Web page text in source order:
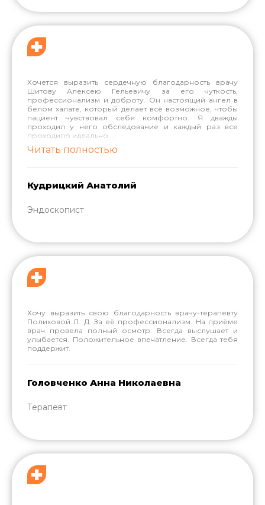
Хочется выразить сердечную благодарность врачу
Шитову Алексею Гельевичу за его чуткость,
профессионализм и доброту. Он настоящий ангел в
белом халате, который делает всё возможное, чтобы
пациент чувствовал себя комфортно. Я дважды
проходил у него обследование и каждый раз все
проходило идеально
Читать полностью
Кудрицкий Анатолий
Эндоскопист
Хочу выразить свою благодарность врачу-терапевту
Полиховой Л. Д. За её профессионализм. На приёме
врач провела полный осмотр. Всегда выслушает и
улыбается. Положительное впечатление. Всегда тебя
поддержит.
Головченко Анна Николаевна
Терапевт